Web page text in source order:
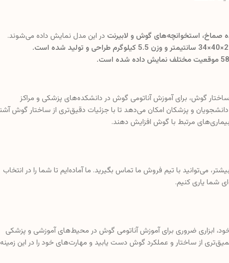
صماخ، استخوانچه‌های گوش و لابیرنت در این مدل نمایش داده می‌شوند.
گوش، برای آموزش آناتومی گوش در دانشکده‌های پزشکی و مراکز
و پزشکان امکان می‌دهد تا با جزئیات دقیق‌تری از ساختار گوش
مرتبط با گوش افزایش دهند.
می‌توانید با تیم فروش ما تماس بگیرید. ما آماده‌ایم تا شما را در انتخاب
شما یاری کنیم.
ابزاری ضروری برای آموزش آناتومی گوش در محیط‌های آموزشی و پزشکی
از ساختار و عملکرد گوش دست یابید و مهارت‌های خود را در این زمینه